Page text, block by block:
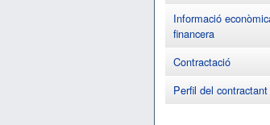
Informació
financera
Contractació
Perfil del contractant